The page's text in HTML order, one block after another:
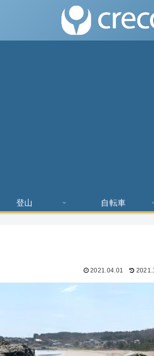
登山 自転車
2021.04.01